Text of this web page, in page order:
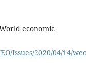
economic
Issues/2020/04/14/